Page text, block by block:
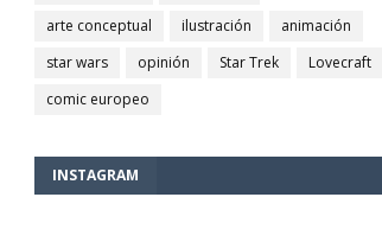
arte conceptual
ilustración
animación
star wars
opinión Star Trek
Lovecraft
comic europeo
INSTAGRAM